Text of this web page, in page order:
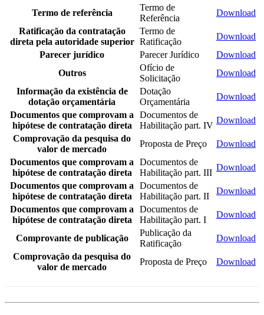
Termo de referência
Termo de
Referência
Download
Ratificação da contratação
direta pela autoridade superior
Termo de
Ratificação
Download
Parecer jurídico
Parecer Jurídico
Download
Outros
Ofício de
Solicitação
Download
Informação da existência de
dotação orçamentária
Dotação
Orçamentária
Download
Documentos que comprovam a
hipótese de contratação direta
Documentos de
Habilitação part. IV
Download
Comprovação da pesquisa do
valor de mercado
Proposta de Preço
Download
Documentos que comprovam a
hipótese de contratação direta
Documentos de
Habilitação part. III
Download
Documentos que comprovam a
hipótese de contratação direta
Documentos de
Habilitação part. II
Download
Documentos que comprovam a
hipótese de contratação direta
Documentos de
Habilitação part. I
Download
Comprovante de publicação
Publicação da
Ratificação
Download
Comprovação da pesquisa do
valor de mercado
Proposta de Preço Download